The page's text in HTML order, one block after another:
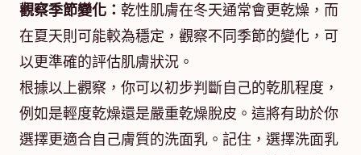
觀察季節變化： 乾性肌膚在冬天通常會更乾燥，而
在夏天則可能較為穩定，觀察不同季節的變化，可
以更準確的評估肌膚狀況。
根據以上觀察，你可以初步判斷自己的乾肌程度，
例如是輕度乾燥還是嚴重乾燥脫皮。這將有助於你
選擇更適合自己膚質的洗面乳。記住，選擇洗面乳